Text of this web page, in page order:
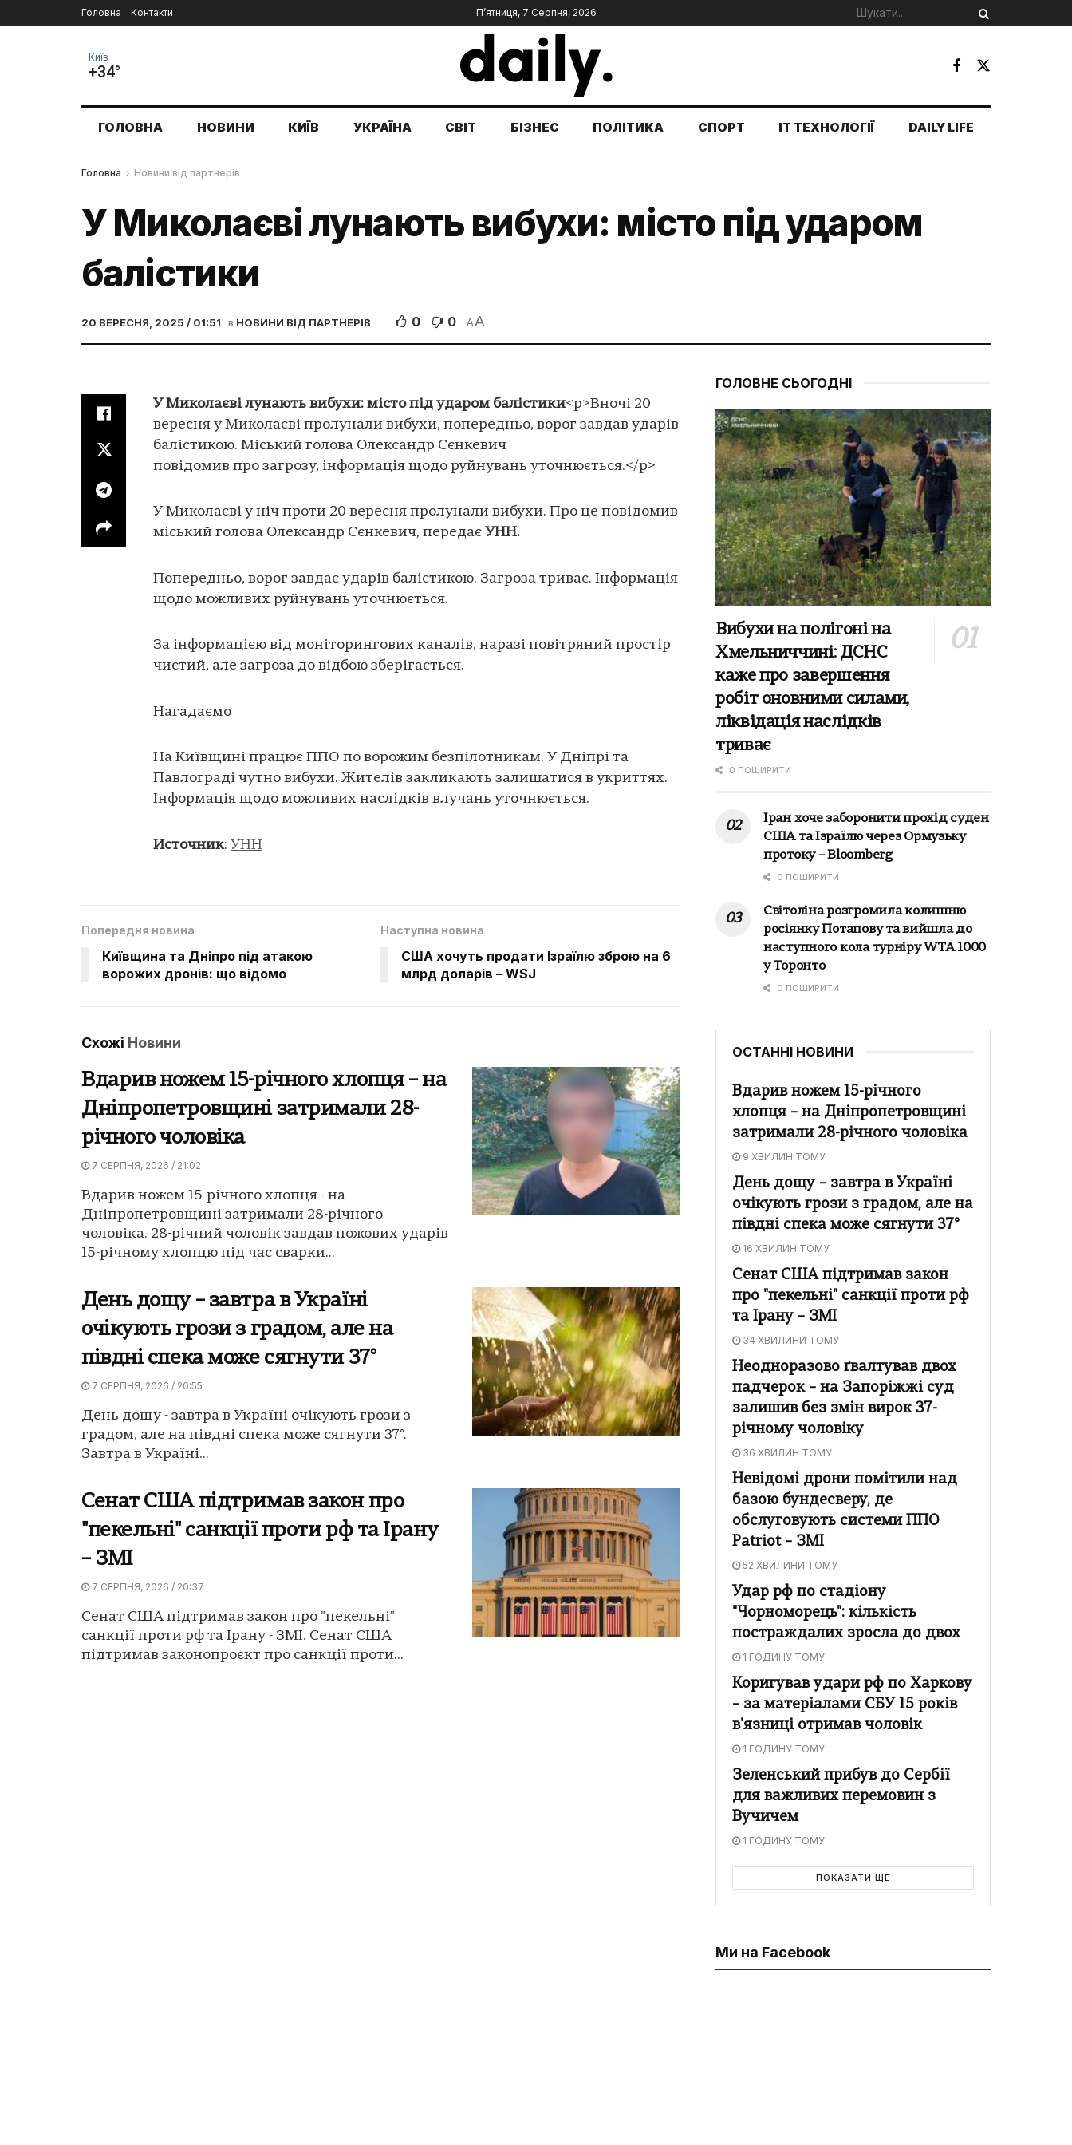
Головна Контакти П’ятниця, 7 Серпня, 2026
Київ
+34°
ГОЛОВНА НОВИНИ КИЇВ УКРАЇНА СВІТ БІЗНЕС ПОЛІТИКА СПОРТ IT ТЕХНОЛОГІЇ DAILY LIFE
Головна Новини від партнерів
У Миколаєві лунають вибухи: місто під ударом
балістики
20 ВЕРЕСНЯ, 2025 / 01:51 в НОВИНИ ВІД ПАРТНЕРІВ 0 0 AA
У Миколаєві лунають вибухи: місто під ударом балістики<p>Вночі 20
вересня у Миколаєві пролунали вибухи, попередньо, ворог завдав ударів
балістикою. Міський голова Олександр Сєнкевич
повідомив про загрозу, інформація щодо руйнувань уточнюється.</p>
У Миколаєві у ніч проти 20 вересня пролунали вибухи. Про це повідомив
міський голова Олександр Сєнкевич, передає УНН.
Попередньо, ворог завдає ударів балістикою. Загроза триває. Інформація
щодо можливих руйнувань уточнюється.
За інформацією від моніторингових каналів, наразі повітряний простір
чистий, але загроза до відбою зберігається.
Нагадаємо
На Київщині працює ППО по ворожим безпілотникам. У Дніпрі та
Павлограді чутно вибухи. Жителів закликають залишатися в укриттях.
Інформація щодо можливих наслідків влучань уточнюється.
Источник: УНН
Попередня новина
Київщина та Дніпро під атакою
ворожих дронів: що відомо
Наступна новина
США хочуть продати Ізраїлю зброю на 6
млрд доларів – WSJ
Схожі Новини
Вдарив ножем 15-річного хлопця – на
Дніпропетровщині затримали 28-
річного чоловіка
7 СЕРПНЯ, 2026 / 21:02
Вдарив ножем 15-річного хлопця - на
Дніпропетровщині затримали 28-річного
чоловіка. 28-річний чоловік завдав ножових ударів
15-річному хлопцю під час сварки...
День дощу – завтра в Україні
очікують грози з градом, але на
півдні спека може сягнути 37°
7 СЕРПНЯ, 2026 / 20:55
День дощу - завтра в Україні очікують грози з
градом, але на півдні спека може сягнути 37°.
Завтра в Україні...
Сенат США підтримав закон про
"пекельні" санкції проти рф та Ірану
– ЗМІ
7 СЕРПНЯ, 2026 / 20:37
Сенат США підтримав закон про "пекельні"
санкції проти рф та Ірану - ЗМІ. Сенат США
підтримав законопроєкт про санкції проти...
ГОЛОВНЕ СЬОГОДНІ
Вибухи на полігоні на
Хмельниччині: ДСНС
каже про завершення
робіт оновними силами,
ліквідація наслідків
триває
0 ПОШИРИТИ
Іран хоче заборонити прохід суден
США та Ізраїлю через Ормузьку
протоку – Bloomberg
0 ПОШИРИТИ
Світоліна розгромила колишню
росіянку Потапову та вийшла до
наступного кола турніру WTA 1000
у Торонто
0 ПОШИРИТИ
ОСТАННІ НОВИНИ
Вдарив ножем 15-річного
хлопця – на Дніпропетровщині
затримали 28-річного чоловіка
9 ХВИЛИН ТОМУ
День дощу – завтра в Україні
очікують грози з градом, але на
півдні спека може сягнути 37°
16 ХВИЛИН ТОМУ
Сенат США підтримав закон
про "пекельні" санкції проти рф
та Ірану – ЗМІ
34 ХВИЛИНИ ТОМУ
Неодноразово ґвалтував двох
падчерок – на Запоріжжі суд
залишив без змін вирок 37-
річному чоловіку
36 ХВИЛИН ТОМУ
Невідомі дрони помітили над
базою бундесверу, де
обслуговують системи ППО
Patriot – ЗМІ
52 ХВИЛИНИ ТОМУ
Удар рф по стадіону
"Чорноморець": кількість
постраждалих зросла до двох
1 ГОДИНУ ТОМУ
Коригував удари рф по Харкову
– за матеріалами СБУ 15 років
в'язниці отримав чоловік
1 ГОДИНУ ТОМУ
Зеленський прибув до Сербії
для важливих перемовин з
Вучичем
1 ГОДИНУ ТОМУ
ПОКАЗАТИ ЩЕ
Ми на Facebook